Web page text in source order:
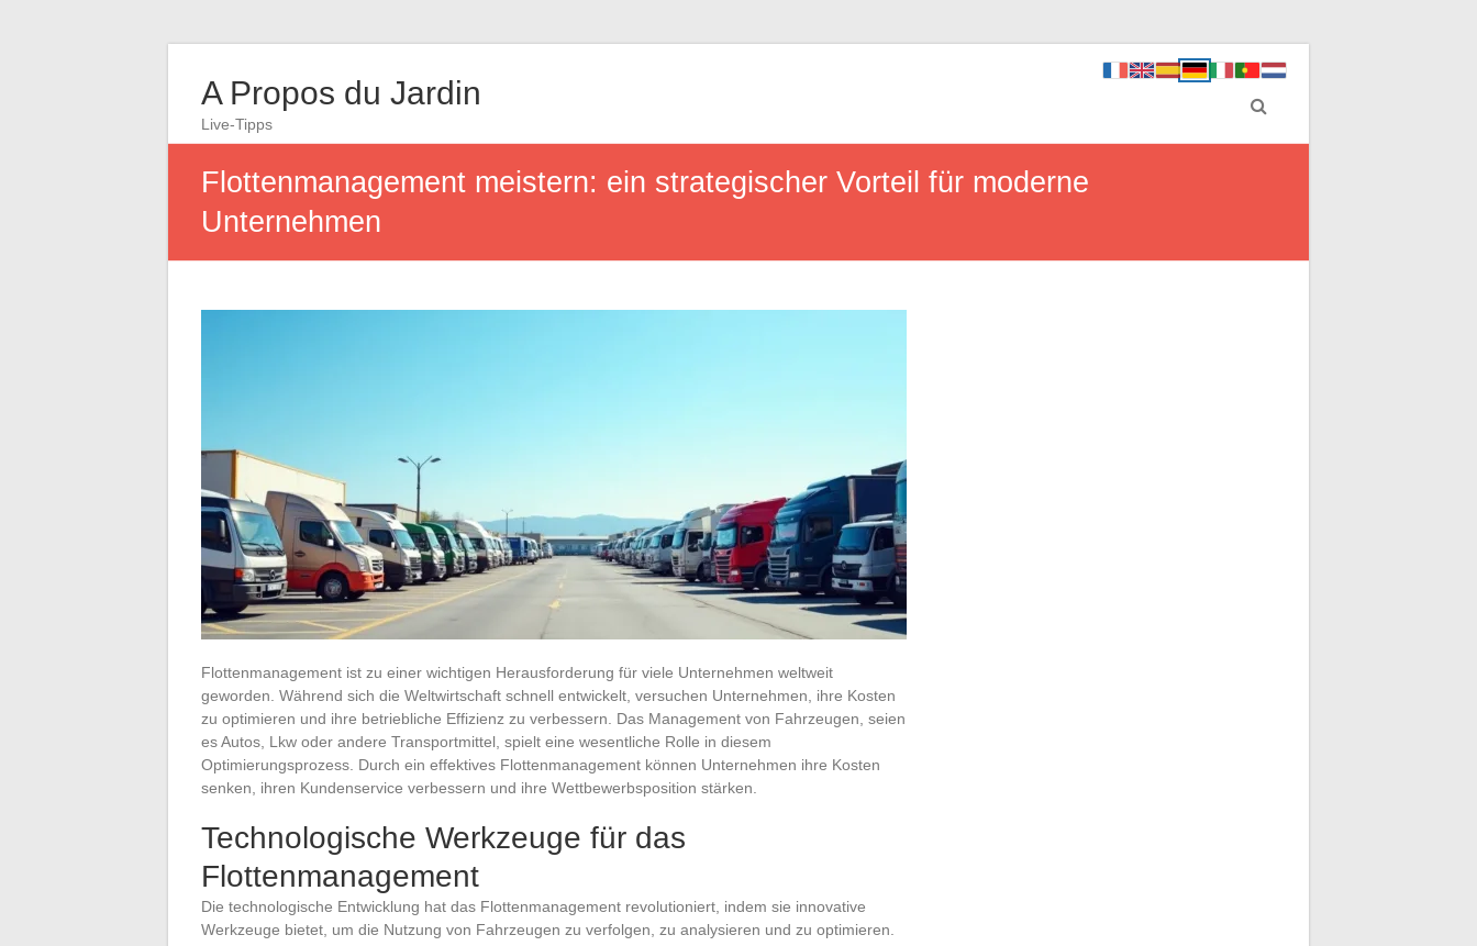
A Propos du Jardin
Live-Tipps
Flottenmanagement meistern: ein strategischer Vorteil für moderne
Unternehmen
Flottenmanagement ist zu einer wichtigen Herausforderung für viele Unternehmen weltweit
geworden. Während sich die Weltwirtschaft schnell entwickelt, versuchen Unternehmen, ihre Kosten
zu optimieren und ihre betriebliche Effizienz zu verbessern. Das Management von Fahrzeugen, seien
es Autos, Lkw oder andere Transportmittel, spielt eine wesentliche Rolle in diesem
Optimierungsprozess. Durch ein effektives Flottenmanagement können Unternehmen ihre Kosten
senken, ihren Kundenservice verbessern und ihre Wettbewerbsposition stärken.
Technologische Werkzeuge für das
Flottenmanagement
Die technologische Entwicklung hat das Flottenmanagement revolutioniert, indem sie innovative
Werkzeuge bietet, um die Nutzung von Fahrzeugen zu verfolgen, zu analysieren und zu optimieren.